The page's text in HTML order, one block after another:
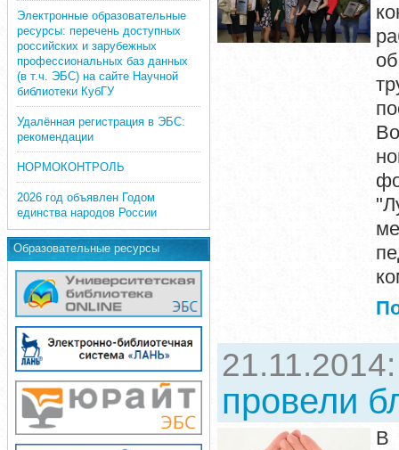
Электронные образовательные
ресурсы: перечень доступных
российских и зарубежных
профессиональных баз данных
(в т.ч. ЭБС) на сайте Научной
библиотеки КубГУ
Удалённая регистрация в ЭБС:
рекомендации
НОРМОКОНТРОЛЬ
2026 год объявлен Годом
единства народов России
Образовательные ресурсы
провели
В